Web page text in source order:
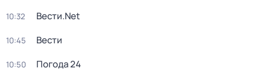
10:32 Вести.Net
10:45 Вести
10:50 Погода 24